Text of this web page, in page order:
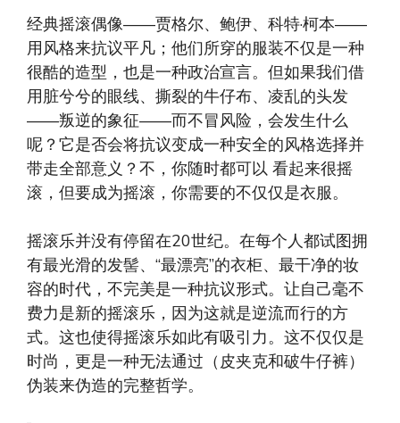
经典摇滚偶像——贾格尔、鲍伊、科特·柯本——
用风格来抗议平凡；他们所穿的服装不仅是一种
很酷的造型，也是一种政治宣言。但如果我们借
用脏兮兮的眼线、撕裂的牛仔布、凌乱的头发
——叛逆的象征——而不冒风险，会发生什么
呢？它是否会将抗议变成一种安全的风格选择并
带走全部意义？不，你随时都可以 看起来很摇
滚，但要成为摇滚，你需要的不仅仅是衣服。
摇滚乐并没有停留在20世纪。在每个人都试图拥
有最光滑的发髻、“最漂亮”的衣柜、最干净的妆
容的时代，不完美是一种抗议形式。让自己毫不
费力是新的摇滚乐，因为这就是逆流而行的方
式。这也使得摇滚乐如此有吸引力。这不仅仅是
时尚，更是一种无法通过（皮夹克和破牛仔裤）
伪装来伪造的完整哲学。